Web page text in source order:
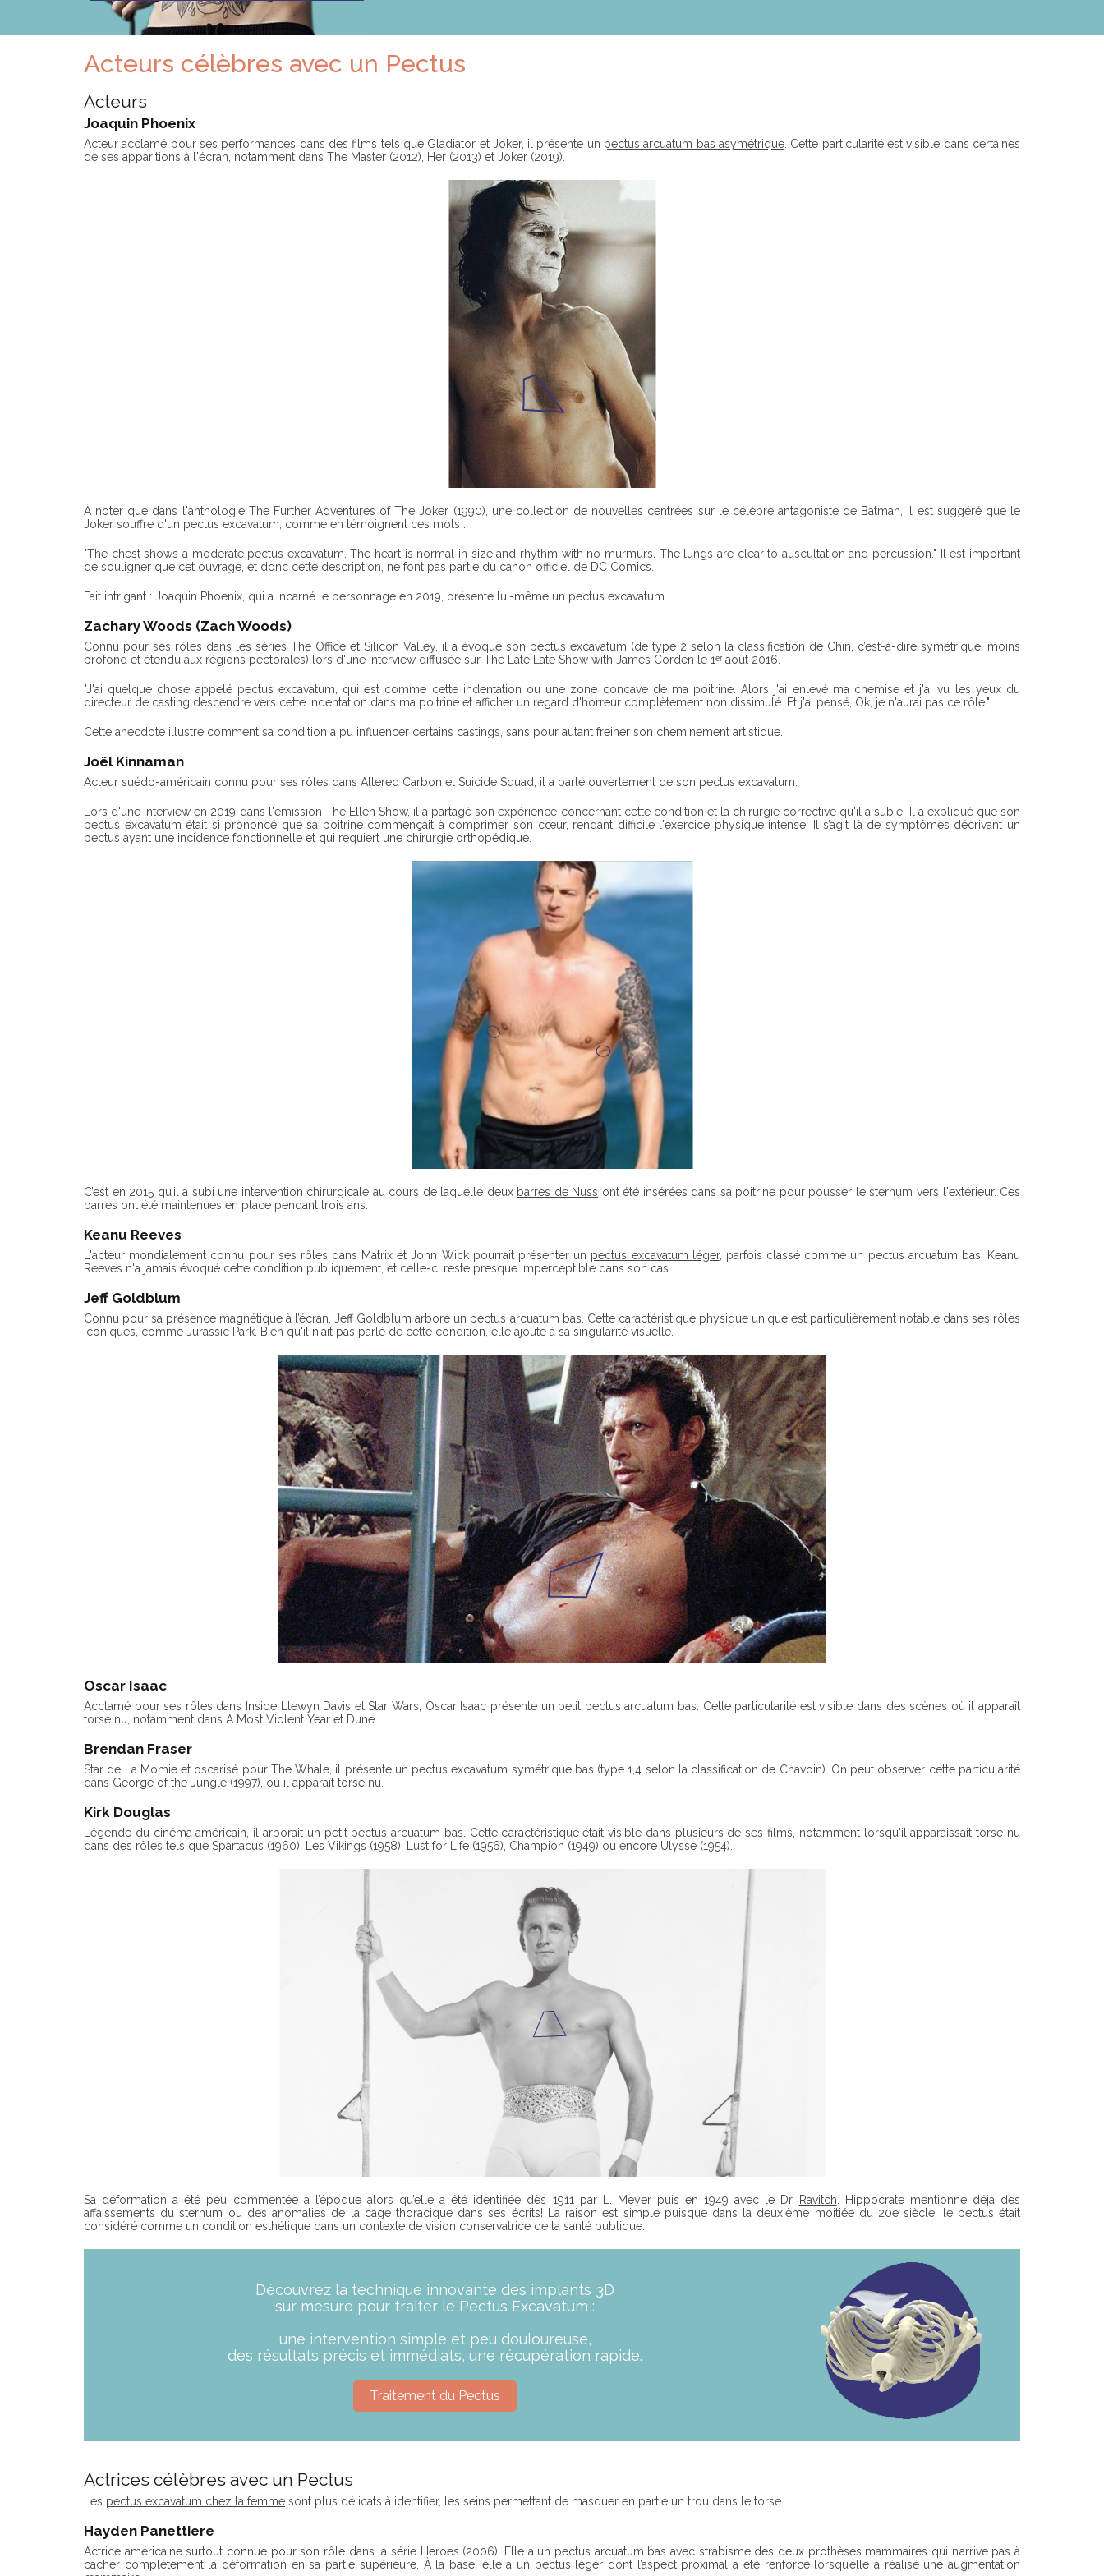
Acteurs célèbres avec un Pectus
Acteurs
Joaquin Phoenix
Acteur acclamé pour ses performances dans des films tels que Gladiator et Joker, il présente un pectus arcuatum bas asymétrique . Cette particularité est visible dans certaines
de ses apparitions à l'écran, notamment dans The Master (2012), Her (2013) et Joker (2019).
À noter que dans l'anthologie The Further Adventures of The Joker (1990), une collection de nouvelles centrées sur le célèbre antagoniste de Batman, il est suggéré que le
Joker souffre d'un pectus excavatum, comme en témoignent ces mots :
"The chest shows a moderate pectus excavatum. The heart is normal in size and rhythm with no murmurs. The lungs are clear to auscultation and percussion." Il est important
de souligner que cet ouvrage, et donc cette description, ne font pas partie du canon officiel de DC Comics.
Fait intrigant : Joaquin Phoenix, qui a incarné le personnage en 2019, présente lui-même un pectus excavatum.
Zachary Woods (Zach Woods)
Connu pour ses rôles dans les séries The Office et Silicon Valley, il a évoqué son pectus excavatum (de type 2 selon la classification de Chin, c’est-à-dire symétrique, moins
profond et étendu aux régions pectorales) lors d'une interview diffusée sur The Late Late Show with James Corden le 1ᵉʳ août 2016.
"J'ai quelque chose appelé pectus excavatum, qui est comme cette indentation ou une zone concave de ma poitrine. Alors j'ai enlevé ma chemise et j'ai vu les yeux du
directeur de casting descendre vers cette indentation dans ma poitrine et afficher un regard d'horreur complètement non dissimulé. Et j'ai pensé, Ok, je n'aurai pas ce rôle."
Cette anecdote illustre comment sa condition a pu influencer certains castings, sans pour autant freiner son cheminement artistique.
Joël Kinnaman
Acteur suédo-américain connu pour ses rôles dans Altered Carbon et Suicide Squad, il a parlé ouvertement de son pectus excavatum.
Lors d'une interview en 2019 dans l'émission The Ellen Show, il a partagé son expérience concernant cette condition et la chirurgie corrective qu'il a subie. Il a expliqué que son
pectus excavatum était si prononcé que sa poitrine commençait à comprimer son cœur, rendant difficile l'exercice physique intense. Il s’agit là de symptômes décrivant un
pectus ayant une incidence fonctionnelle et qui requiert une chirurgie orthopédique.
C’est en 2015 qu’il a subi une intervention chirurgicale au cours de laquelle deux barres de Nuss ont été insérées dans sa poitrine pour pousser le sternum vers l'extérieur. Ces
barres ont été maintenues en place pendant trois ans.
Keanu Reeves
L'acteur mondialement connu pour ses rôles dans Matrix et John Wick pourrait présenter un pectus excavatum léger, parfois classé comme un pectus arcuatum bas. Keanu
Reeves n'a jamais évoqué cette condition publiquement, et celle-ci reste presque imperceptible dans son cas.
Jeff Goldblum
Connu pour sa présence magnétique à l’écran, Jeff Goldblum arbore un pectus arcuatum bas. Cette caractéristique physique unique est particulièrement notable dans ses rôles
iconiques, comme Jurassic Park. Bien qu'il n'ait pas parlé de cette condition, elle ajoute à sa singularité visuelle.
Oscar Isaac
Acclamé pour ses rôles dans Inside Llewyn Davis et Star Wars, Oscar Isaac présente un petit pectus arcuatum bas. Cette particularité est visible dans des scènes où il apparaît
torse nu, notamment dans A Most Violent Year et Dune.
Brendan Fraser
Star de La Momie et oscarisé pour The Whale, il présente un pectus excavatum symétrique bas (type 1,4 selon la classification de Chavoin). On peut observer cette particularité
dans George of the Jungle (1997), où il apparaît torse nu.
Kirk Douglas
Légende du cinéma américain, il arborait un petit pectus arcuatum bas. Cette caractéristique était visible dans plusieurs de ses films, notamment lorsqu'il apparaissait torse nu
dans des rôles tels que Spartacus (1960), Les Vikings (1958), Lust for Life (1956), Champion (1949) ou encore Ulysse (1954).
Sa déformation a été peu commentée à l’époque alors qu’elle a été identifiée dès 1911 par L. Meyer puis en 1949 avec le Dr Ravitch . Hippocrate mentionne déjà des
affaissements du sternum ou des anomalies de la cage thoracique dans ses écrits! La raison est simple puisque dans la deuxième moitiée du 20e siècle, le pectus était
considéré comme un condition esthétique dans un contexte de vision conservatrice de la santé publique.
Découvrez la technique innovante des implants 3D
sur mesure pour traiter le Pectus Excavatum :
une intervention simple et peu douloureuse,
des résultats précis et immédiats, une récupération rapide.
Traitement du Pectus
Actrices célèbres avec un Pectus
Les pectus excavatum chez la femme sont plus délicats à identifier, les seins permettant de masquer en partie un trou dans le torse.
Hayden Panettiere
Actrice américaine surtout connue pour son rôle dans la série Heroes (2006). Elle a un pectus arcuatum bas avec strabisme des deux prothèses mammaires qui n’arrive pas à
cacher complètement la déformation en sa partie supérieure. À la base, elle a un pectus léger dont l’aspect proximal a été renforcé lorsqu’elle a réalisé une augmentation